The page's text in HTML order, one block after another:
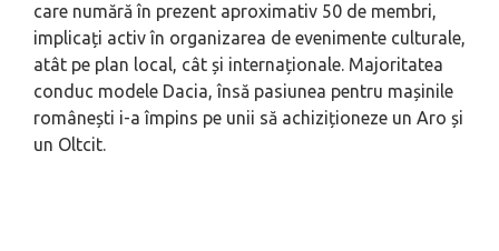
care numără în prezent aproximativ 50 de membri,
implicați activ în organizarea de evenimente culturale,
atât pe plan local, cât și internaționale. Majoritatea
conduc modele Dacia, însă pasiunea pentru mașinile
românești i-a împins pe unii să achiziționeze un Aro și
un Oltcit.